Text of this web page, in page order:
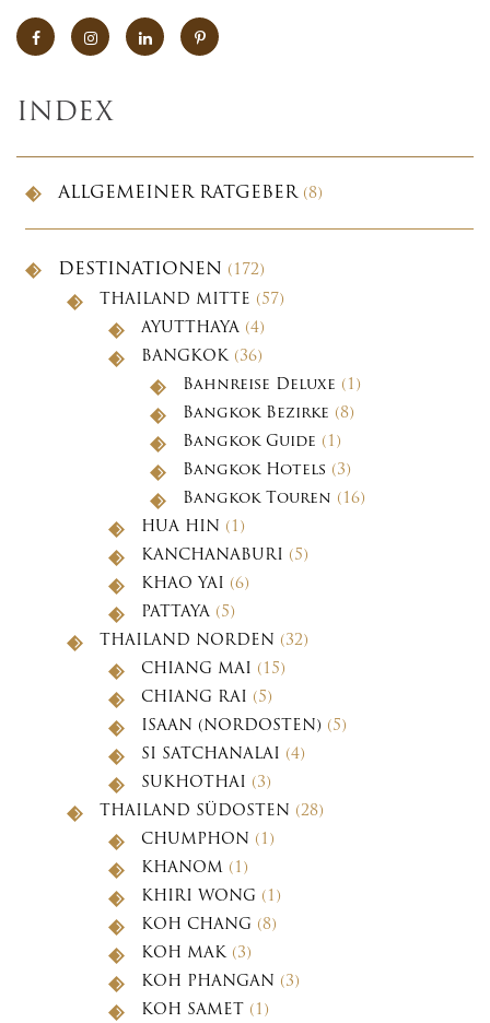
INDEX
ALLGEMEINER RATGEBER(8)
DESTINATIONEN (172)
THAILAND MITTE (57)
AYUTTHAYA (4)
BANGKOK(36)
Bahnreise Deluxe (1)
Bangkok Bezirke (8)
Bangkok Guide (1)
Bangkok Hotels (3)
Bangkok Touren (16)
HUA HIN (1)
KANCHANABURI (5)
KHAO YAI (6)
PATTAYA (5)
THAILAND NORDEN (32)
CHIANG MAI (15)
CHIANG RAI (5)
ISAAN (NORDOSTEN) (5)
SI SATCHANALAI (4)
SUKHOTHAI (3)
THAILAND SÜDOSTEN (28)
CHUMPHON (1)
KHANOM (1)
KHIRI WONG (1)
KOH CHANG (8)
KOH MAK(3)
KOH PHANGAN (3)
KOH SAMET (1)